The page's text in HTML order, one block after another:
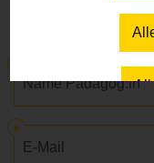
Name Pädagog:in
E-Mail